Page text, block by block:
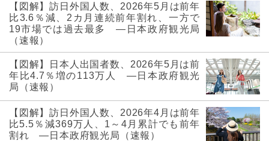
【図解】訪日外国人数、2026年5月は前年
比3.6％減、2カ月連続前年割れ、一方で
19市場では過去最多 ―日本政府観光局
（速報）
【図解】日本人出国者数、2026年5月は前
年比4.7％増の113万人 ―日本政府観光
局（速報）
【図解】訪日外国人数、2026年4月は前年
比5.5％減369万人、1～4月累計でも前年
割れ ―日本政府観光局（速報）